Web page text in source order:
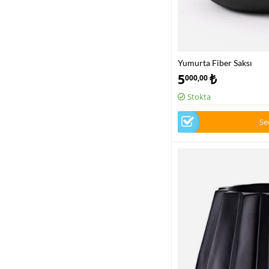
Yumurta Fiber Saksı
5000,00₺
Stokta